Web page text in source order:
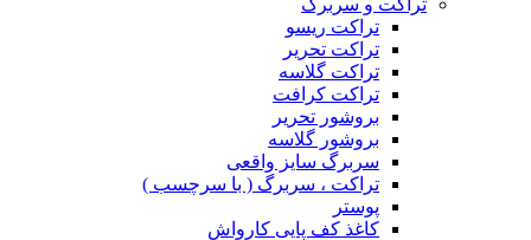
تراکت ریسو
تراکت تحریر
تراکت گلاسه
تراکت کرافت
بروشور تحریر
بروشور گلاسه
سربرگ سایز واقعی
تراکت ، سربرگ ( با سرچسب )
پوستر
کاغذ کف پایی کارواش